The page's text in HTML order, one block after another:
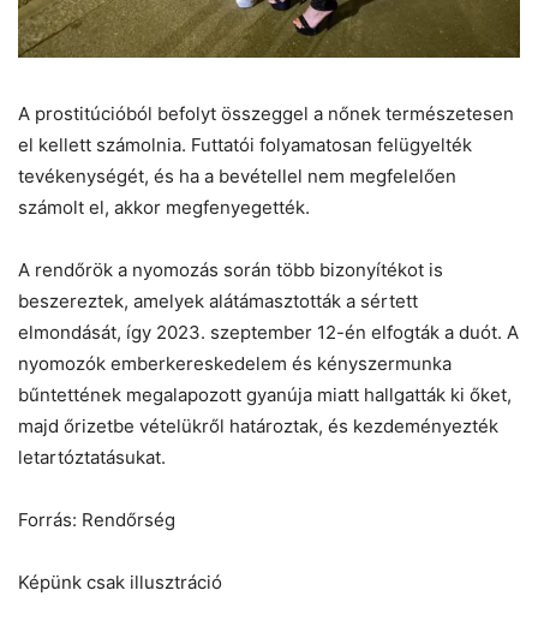
A prostitúcióból befolyt összeggel a nőnek természetesen
el kellett számolnia. Futtatói folyamatosan felügyelték
tevékenységét, és ha a bevétellel nem megfelelően
számolt el, akkor megfenyegették.
A rendőrök a nyomozás során több bizonyítékot is
beszereztek, amelyek alátámasztották a sértett
elmondását, így 2023. szeptember 12-én elfogták a duót. A
nyomozók emberkereskedelem és kényszermunka
bűntettének megalapozott gyanúja miatt hallgatták ki őket,
majd őrizetbe vételükről határoztak, és kezdeményezték
letartóztatásukat.
Forrás: Rendőrség
Képünk csak illusztráció